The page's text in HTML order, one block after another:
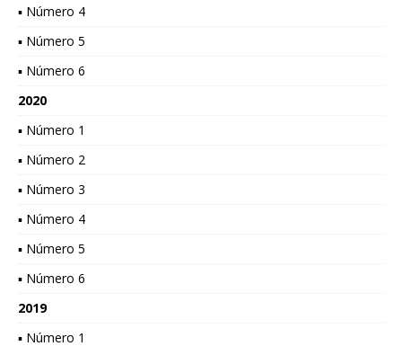
▪ Número 4
▪ Número 5
▪ Número 6
2020
▪ Número 1
▪ Número 2
▪ Número 3
▪ Número 4
▪ Número 5
▪ Número 6
2019
▪ Número 1